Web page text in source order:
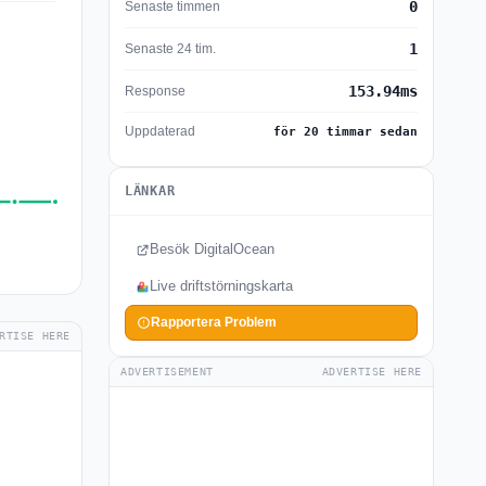
HERE
Senaste timmen 0
Senaste 24 tim. 1
Response 153.94ms
Uppdaterad för 20 timmar sedan
LÄNKAR
Besök DigitalOcean
Live driftstörningskarta
Rapportera Problem
ADVERTISEMENT ADVERTISE HERE